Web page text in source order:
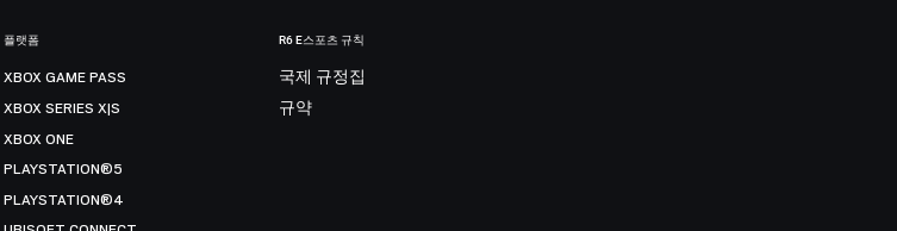
플랫폼
XBOX GAME PASS
XBOX SERIES X|S
XBOX ONE
PLAYSTATION®5
PLAYSTATION®4
R6 E스포츠 규칙
국제 규정집
규약